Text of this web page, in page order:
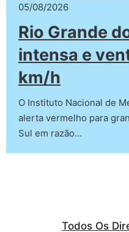
05/08/2026
Rio Grande
intensa e
km/h
O Instituto Nacional de
alerta vermelho para
Sul em razão…
Todos Os